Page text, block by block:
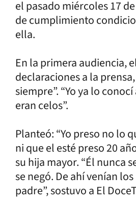
el pasado miércoles 17
de cumplimiento
ella.
En la primera audiencia,
declaraciones a la
siempre”. “Yo ya lo
eran celos”.
Planteó: “Yo preso no lo
ni que el esté preso 20
su hija mayor. “Él nunca
se negó. De ahí venían
padre”, sostuvo a El